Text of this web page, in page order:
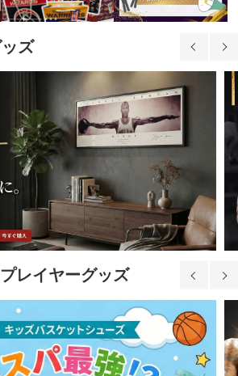
ズ
レイヤーグッズ